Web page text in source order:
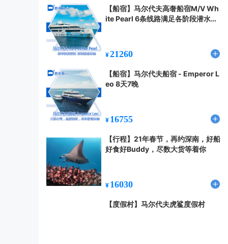
【船宿】马尔代夫高奢船宿M/V Wh
ite Pearl 6条线路满足各阶段潜水需
¥21260
【船宿】马尔代夫船宿 - Emperor L
eo 8天7晚
¥ 16755
【行程】21年春节，再约深南，好船
好食好Buddy，尽数大货等着你
¥ 16030
【度假村】马尔代夫虎鲨度假村